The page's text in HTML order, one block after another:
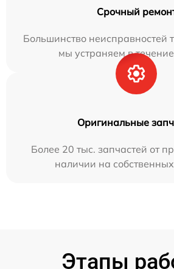
Срочный
Большинство неисправностей
мы устраняем в
Оригинальные
Более 20 тыс. запчастей от
наличии на
Этапы